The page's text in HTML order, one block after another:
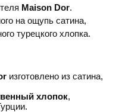
Maison Dor​.
на ощупь сатина,
турецкого хлопка.
изготовлено из сатина,
хлопок,